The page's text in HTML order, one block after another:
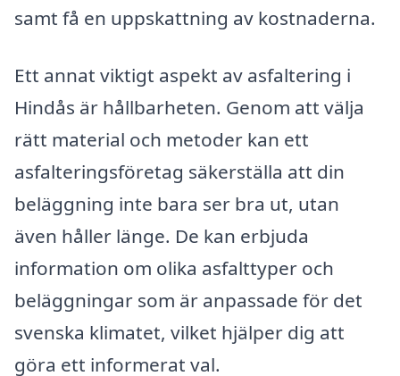
samt få en uppskattning av kostnaderna.
Ett annat viktigt aspekt av asfaltering i
Hindås är hållbarheten. Genom att välja
rätt material och metoder kan ett
asfalteringsföretag säkerställa att din
beläggning inte bara ser bra ut, utan
även håller länge. De kan erbjuda
information om olika asfalttyper och
beläggningar som är anpassade för det
svenska klimatet, vilket hjälper dig att
göra ett informerat val.